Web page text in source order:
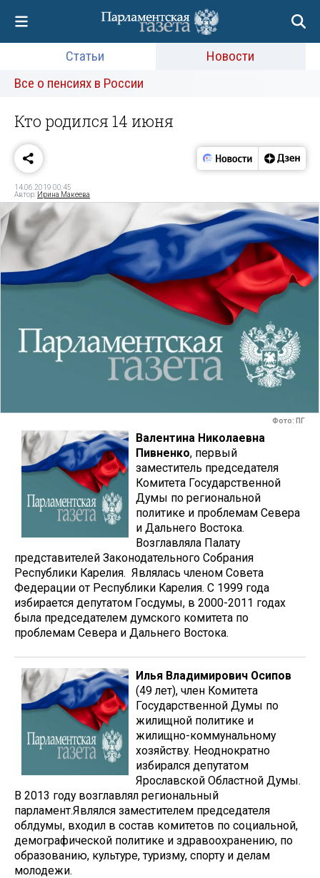
Статьи
Новости
Все о пенсиях в России
Кто родился 14 июня
14.06.2019 00:45
Автор: Ирина Макеева
Фото: ПГ
Валентина Николаевна
Пивненко, первый
заместитель председателя
Комитета Государственной
Думы по региональной
политике и проблемам Севера
и Дальнего Востока.
Возглавляла Палату
представителей Законодательного Собрания
Республики Карелия. Являлась членом Совета
Федерации от Республики Карелия. С 1999 года
избирается депутатом Госдумы, в 2000-2011 годах
была председателем думского комитета по
проблемам Севера и Дальнего Востока.
Илья Владимирович Осипов
(49 лет), член Комитета
Государственной Думы по
жилищной политике и
жилищно-коммунальному
хозяйству. Неоднократно
избирался депутатом
Ярославской Областной Думы.
В 2013 году возглавлял региональный
парламент.Являлся заместителем председателя
облдумы, входил в состав комитетов по социальной,
демографической политике и здравоохранению, по
образованию, культуре, туризму, спорту и делам
молодежи.